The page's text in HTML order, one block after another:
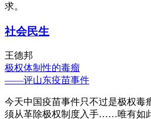
求。
社会民生
王德邦
极权体制性的毒瘤
——评山东疫苗事件
今天中国疫苗事件只不过是极权毒
须从革除极权制度入手……唯有如